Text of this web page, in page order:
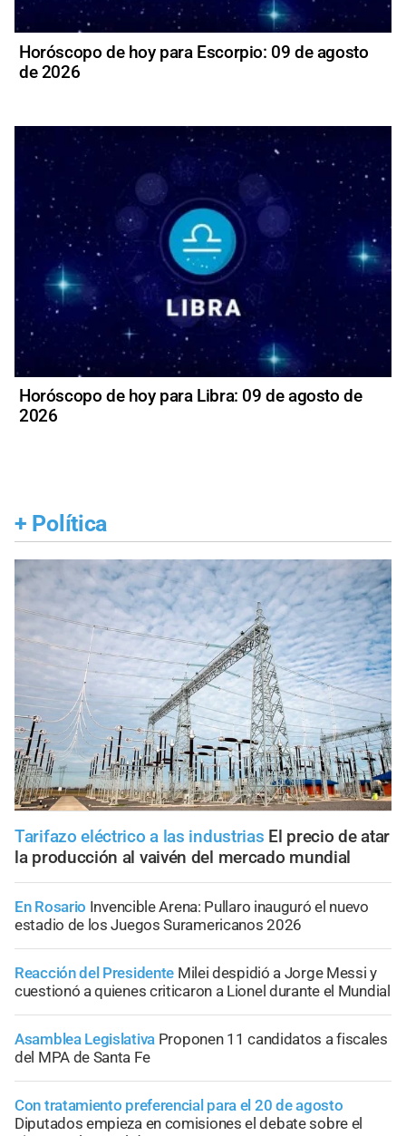
Horóscopo de hoy para Escorpio: 09 de agosto
de 2026
Horóscopo de hoy para Libra: 09 de agosto de
2026
+ Política
Tarifazo eléctrico a las industrias El precio de atar
la producción al vaivén del mercado mundial
En Rosario Invencible Arena: Pullaro inauguró el nuevo
estadio de los Juegos Suramericanos 2026
Reacción del Presidente Milei despidió a Jorge Messi y
cuestionó a quienes criticaron a Lionel durante el Mundial
Asamblea Legislativa Proponen 11 candidatos a fiscales
del MPA de Santa Fe
Con tratamiento preferencial para el 20 de agosto
Diputados empieza en comisiones el debate sobre el